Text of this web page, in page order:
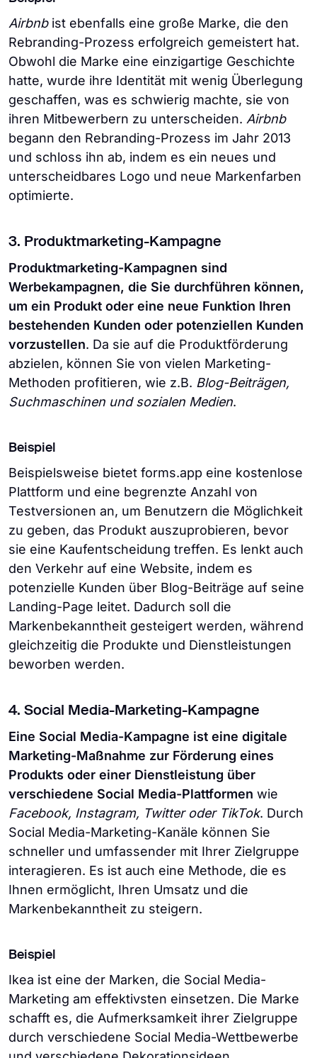
Airbnbist ebenfalls eine große Marke, die den
Rebranding-Prozess erfolgreich gemeistert hat.
Obwohl die Marke eine einzigartige Geschichte
hatte, wurde ihre Identität mit wenig Überlegung
geschaffen, was es schwierig machte, sie von
ihren Mitbewerbern zu unterscheiden. Airbnb
begann den Rebranding-Prozess im Jahr 2013
und schloss ihn ab, indem es ein neues und
unterscheidbares Logo und neue Markenfarben
optimierte.
3. Produktmarketing-Kampagne
Produktmarketing-Kampagnen sind
Werbekampagnen, die Sie durchführen können,
um ein Produkt oder eine neue Funktion Ihren
bestehenden Kunden oder potenziellen Kunden
vorzustellen. Da sie auf die Produktförderung
abzielen, können Sie von vielen Marketing-
Methoden profitieren, wie z.B. Blog-Beiträgen,
Suchmaschinen und sozialen Medien.
Beispiel
Beispielsweise bietet forms.app eine kostenlose
Plattform und eine begrenzte Anzahl von
Testversionen an, um Benutzern die Möglichkeit
zu geben, das Produkt auszuprobieren, bevor
sie eine Kaufentscheidung treffen. Es lenkt auch
den Verkehr auf eine Website, indem es
potenzielle Kunden über Blog-Beiträge auf seine
Landing-Page leitet. Dadurch soll die
Markenbekanntheit gesteigert werden, während
gleichzeitig die Produkte und Dienstleistungen
beworben werden.
4. Social Media-Marketing-Kampagne
Eine Social Media-Kampagne ist eine digitale
Marketing-Maßnahme zur Förderung eines
Produkts oder einer Dienstleistung über
verschiedene Social Media-Plattformen wie
Facebook, Instagram, Twitter oder TikTok. Durch
Social Media-Marketing-Kanäle können Sie
schneller und umfassender mit Ihrer Zielgruppe
interagieren. Es ist auch eine Methode, die es
Ihnen ermöglicht, Ihren Umsatz und die
Markenbekanntheit zu steigern.
Beispiel
Ikea ist eine der Marken, die Social Media-
Marketing am effektivsten einsetzen. Die Marke
schafft es, die Aufmerksamkeit ihrer Zielgruppe
durch verschiedene Social Media-Wettbewerbe